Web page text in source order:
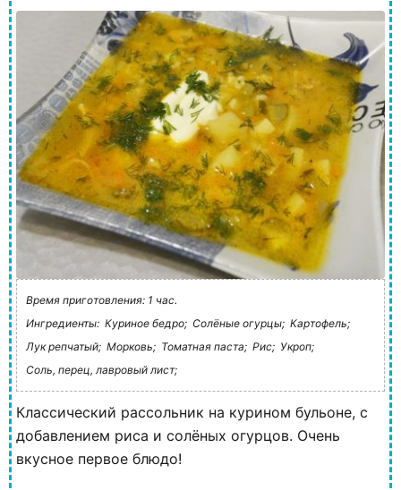
Время приготовления: 1 час.
Ингредиенты: Куриное бедро; Солёные огурцы; Картофель;
Лук репчатый; Морковь; Томатная паста; Рис; Укроп;
Соль, перец, лавровый лист;
Классический рассольник на курином бульоне, с
добавлением риса и солёных огурцов. Очень
вкусное первое блюдо!